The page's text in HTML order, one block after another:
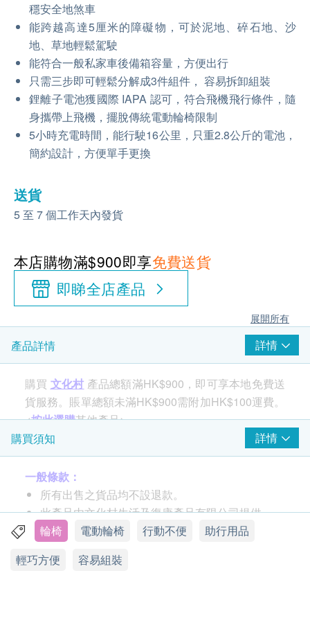
穩安全地煞⾞
能跨越高達5厘米的障礙物，可於泥地、碎石地、沙
地、草地輕鬆駕駛
能符合一般私家車後備箱容量，方便出行
只需三步即可輕鬆分解成3件組件， 容易拆卸組裝
鋰離子電池獲國際 IAPA 認可，符合飛機飛行條件，隨
身攜帶上飛機，擺脫傳統電動輪椅限制
5小時充電時間，能行駛16公里，只重2.8公斤的電池，
簡約設計，方便單手更換
送貨
5 至 7 個工作天內發貨
本店購物滿$900即享免費送貨
即睇全店產品
展開所有
產品詳情 詳情
購買 文化村 產品總額滿HK$900，即可享本地免費送
貨服務。賬單總額未滿HK$900需附加HK$100運費。
<按此選購其他產品>
購買須知 詳情
一般條款：
所有出售之貨品均不設退款。
此產品由文化村生活及復康產品有限公司提供。
如有任何爭議，文化村生活及復康產品有限公司及
輪椅 電動輪椅 行動不便
助行用品
輕巧方便
容易組裝